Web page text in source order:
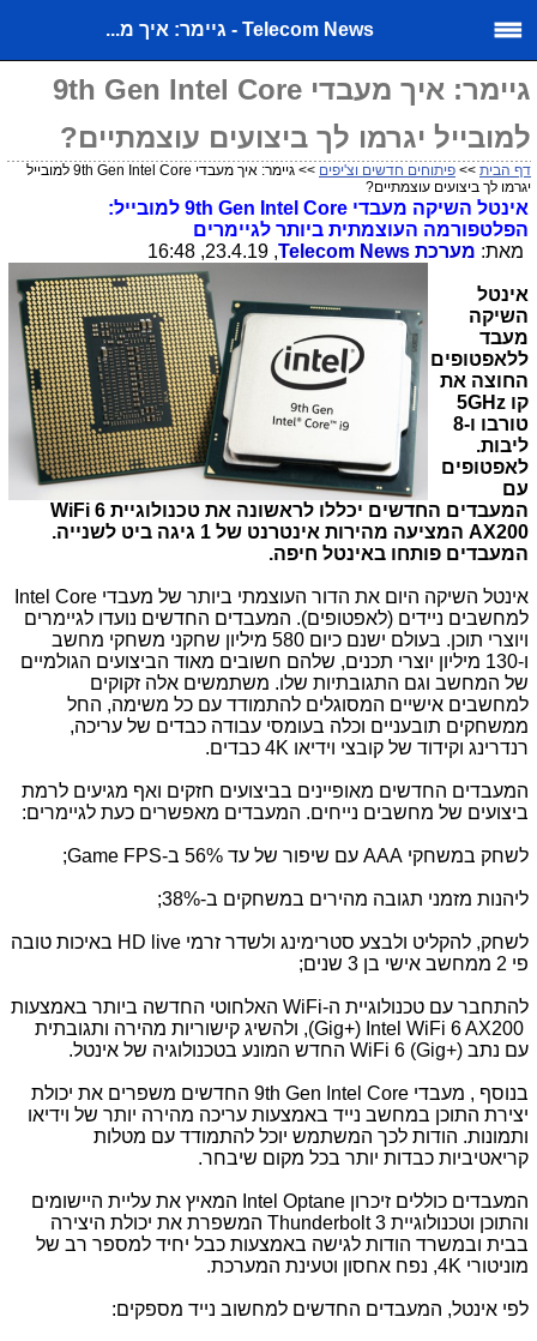
Telecom News - גיימר: איך מ...
גיימר: איך מעבדי 9th Gen Intel Core
למובייל יגרמו לך ביצועים עוצמתיים?
דף הבית >> פיתוחים חדשים וצ'יפים
>> גיימר: איך מעבדי 9th Gen Intel Core למובייל
יגרמו לך ביצועים עוצמתיים?
אינטל השיקה מעבדי th Gen Intel Core
9 למובייל:
הפלטפורמה העוצמתית ביותר לגיימרים
מאת: מערכת Telecom News
, 23.4.19, 16:48
אינטל
השיקה
מעבד
ללאפטופים
החוצה את
קו 5GHz
טורבו ו-8
ליבות.
לאפטופים
עם
המעבדים החדשים יכללו לראשונה את טכנולוגיית WiFi 6
AX200
המציעה מהירות אינטרנט של 1 גיגה ביט לשנייה.
המעבדים פותחו באינטל חיפה.
אינטל השיקה היום את הדור העוצמתי ביותר של מעבדי Intel Core
למחשבים ניידים (לאפטופים). המעבדים החדשים נועדו לגיימרים
ויוצרי תוכן. בעולם ישנם כיום 580 מיליון שחקני משחקי מחשב
ו-130 מיליון יוצרי תכנים, שלהם חשובים מאוד הביצועים הגולמיים
של המחשב וגם התגובתיות שלו. משתמשים אלה זקוקים
למחשבים אישיים המסוגלים להתמודד עם כל משימה, החל
ממשחקים תובעניים וכלה בעומסי עבודה כבדים של עריכה,
רנדרינג וקידוד של קובצי וידיאו K4 כבדים.
המעבדים החדשים מאופיינים בביצועים חזקים ואף מגיעים לרמת
ביצועים של מחשבים נייחים. המעבדים מאפשרים כעת לגיימרים:
לשחק במשחקי AAA עם שיפור של עד 56% ב- Game FPS
;
ליהנות מזמני תגובה מהירים במשחקים ב-38% ;
לשחק, להקליט ולבצע סטרימינג ולשדר זרמי HD live באיכות טובה
פי 2 ממחשב אישי בן 3 שנים
;
להתחבר עם טכנולוגיית ה-WiFi האלחוטי החדשה ביותר באמצעות
Intel WiFi 6 AX200
(Gig+), ולהשיג קישוריות מהירה ותגובתית
עם נתב WiFi 6 (Gig+) החדש המונע בטכנולוגיה של אינטל.
בנוסף , מעבדי th Gen Intel Core
9 החדשים משפרים את יכולת
יצירת התוכן במחשב נייד באמצעות עריכה מהירה יותר של וידיאו
ותמונות. הודות לכך המשתמש יוכל להתמודד עם מטלות
קריאטיביות כבדות יותר בכל מקום שיבחר.
המעבדים כוללים זיכרון Intel Optane המאיץ את עליית היישומים
והתוכן וטכנולוגיית Thunderbolt 3 המשפרת את יכולת היצירה
בבית ובמשרד הודות לגישה באמצעות כבל יחיד למספר רב של
מוניטורי K4, נפח אחסון וטעינת המערכת.
לפי אינטל, המעבדים החדשים למחשוב נייד מספקים: